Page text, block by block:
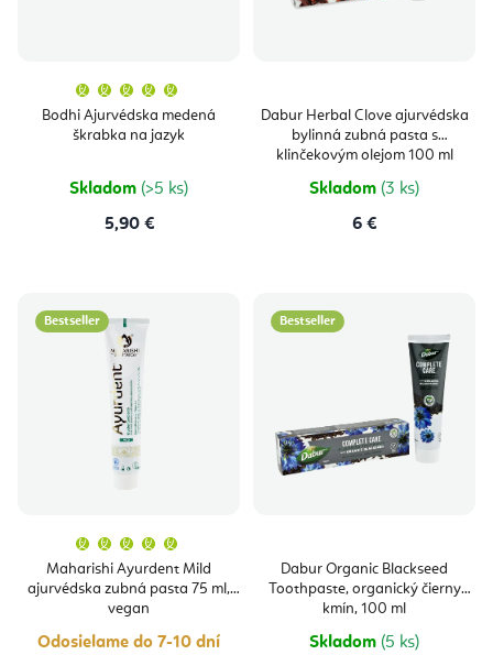
Bodhi Ajurvédska medená
škrabka na jazyk
produktu
je
5,0
hviezdičiek.
Skladom (>5 ks)
5,90 €
Dabur Herbal Clove ajurvédska
bylinná zubná pasta s
klinčekovým olejom 100 ml
Skladom (3 ks)
6 €
Bestseller
Maharishi Ayurdent Mild
ajurvédska zubná pasta 75 ml,
vegan
produktu
je
5,0
hviezdičiek.
Odosielame do 7-10 dní
Bestseller
Dabur Organic Blackseed
Toothpaste, organický čierny
kmín, 100 ml
Skladom (5 ks)